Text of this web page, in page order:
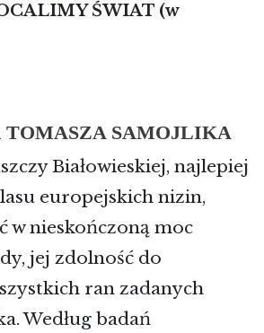
ŚWIAT (w
SAMOJLIKA
Białowieskiej, najlepiej
europejskich nizin,
w nieskończoną moc
jej zdolność do
ran zadanych
Według badań